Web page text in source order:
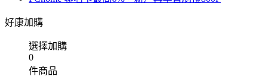
好康加購
選擇加購
0
件商品